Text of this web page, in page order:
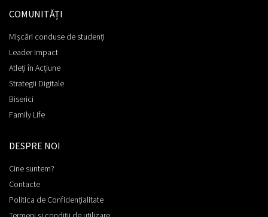
COMUNITĂȚI
Mișcări conduse de studenți
Leader Impact
Atleți în Acțiune
Strategii Digitale
Biserici
Family Life
DESPRE NOI
Cine suntem?
Contacte
Politica de Confidențialitate